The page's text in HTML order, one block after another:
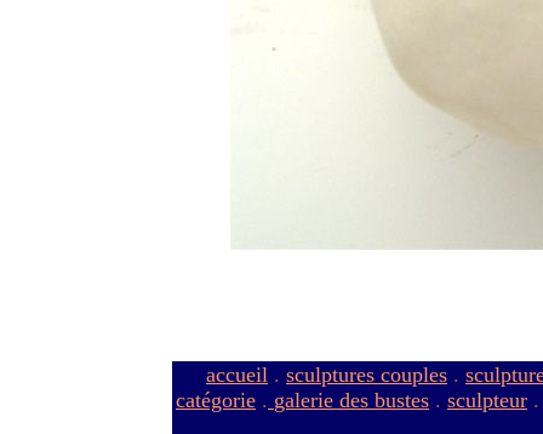
accueil . sculptures couples .
catégorie . galerie des bustes . sculpteur